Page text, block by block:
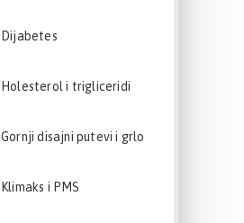
Dijabetes
Holesterol i trigliceridi
Gornji disajni putevi i grlo
Klimaks i PMS